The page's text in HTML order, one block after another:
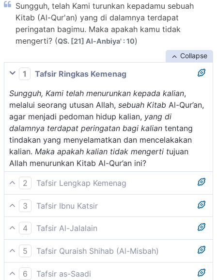
Sungguh, telah Kami turunkan kepadamu sebuah
Kitab (Al-Qur'an) yang di dalamnya terdapat
peringatan bagimu. Maka apakah kamu tidak
mengerti? (QS. [21] Al-Anbiya' : 10)
Collapse
1
Tafsir Ringkas Kemenag
Sungguh, Kami telah menurunkan kepada kalian,
melalui seorang utusan Allah, sebuah Kitab Al-Qur’an,
agar menjadi pedoman hidup kalian, yang di
dalamnya terdapat peringatan bagi kalian tentang
tindakan yang menyelamatkan dan mencelakakan
kalian. Maka apakah kalian tidak mengerti tujuan
Allah menurunkan Kitab Al-Qur’an ini?
2
Tafsir Lengkap Kemenag
Dalam ayat ini Allah mengarahkan firman-Nya kepada
seluruh umat manusia, bahwa Dia telah menurunkan
kitab Al-Qur'an ini, yang berisi ajaran dan nilai-nilai
yang membahwa kepada kemuliaan mereka baik di
dunia maupun di akhirat kelak. Sebab itu
selayaknyalah mereka memahami isinya serta
mengamalkan dengan cara yang sebaik-baiknya.
3
Tafsir Ibnu Katsir
Allah Swt. mengingatkan kemuliaan Al-Qur'an seraya
menganjurkan kepada mereka untuk mengetahui
kedudukannya. Untuk itu Allah Swt. berfirman:
Sesungguhnya telah Kami turunkan kepada kamu
4
Tafsir Al-Jalalain
(Sesungguhnya telah Kami turunkan kepada kalian)
hai orang-orang Quraisy (sebuah Kitab yang di
dalamnya disebutkan diri kalian) disebabkan ia
5
Tafsir Quraish Shihab (Al-Misbah)
Kami sungguh telah menurunkan sebuah kitab suci
6 Tafsir as-Saadi